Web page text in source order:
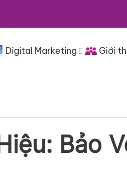
Digital Marketing Giới
Bảo